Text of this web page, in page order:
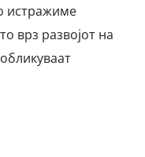
истражиме
врз развојот на